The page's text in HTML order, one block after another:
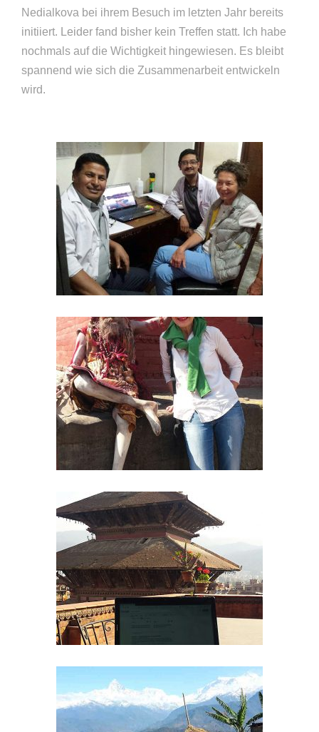
Nedialkova bei ihrem Besuch im letzten Jahr bereits
initiiert. Leider fand bisher kein Treffen statt. Ich habe
nochmals auf die Wichtigkeit hingewiesen. Es bleibt
spannend wie sich die Zusammenarbeit entwickeln
wird.